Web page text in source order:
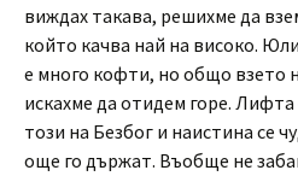
виждах такава, решихме да
който качва най на високо.
е много кофти, но общо взето
искахме да отидем горе.
този на Безбог и наистина се
още го държат. Въобще не